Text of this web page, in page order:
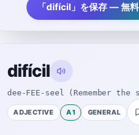
「difícil」を保存 — 無料
difícil
dee-FEE-seel (Remember
ADJECTIVE A1 GENERAL